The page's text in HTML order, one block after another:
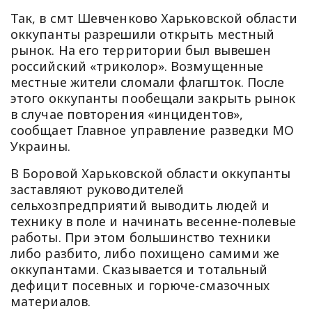
Так, в смт Шевченково Харьковской области
оккупанты разрешили открыть местный
рынок. На его территории был вывешен
российский «триколор». Возмущенные
местные жители сломали флагшток. После
этого оккупанты пообещали закрыть рынок
в случае повторения «инцидентов»,
сообщает Главное управление разведки МО
Украины.
В Боровой Харьковской области оккупанты
заставляют руководителей
сельхозпредприятий выводить людей и
технику в поле и начинать весенне-полевые
работы. При этом большинство техники
либо разбито, либо похищено самими же
оккупантами. Сказывается и тотальный
дефицит посевных и горюче-смазочных
материалов.